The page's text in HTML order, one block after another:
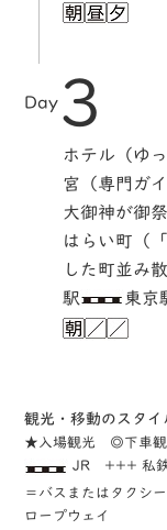
Day 3
ホテル（ゆ
宮（専門ガ
大御神が御
はらい町（
した町並み
駅
東京
観光・移動のスタイ
★入場観光 ◎下車
JR +++ 私
＝バスまたはタ
ロープウェイ